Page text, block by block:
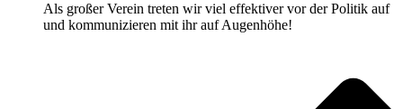
Als großer Verein treten wir viel effektiver vor der Politik auf
und kommunizieren mit ihr auf Augenhöhe!